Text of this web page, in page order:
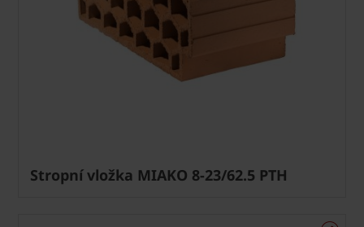
Stropní vložka MIAKO 8-23/62.5 PTH